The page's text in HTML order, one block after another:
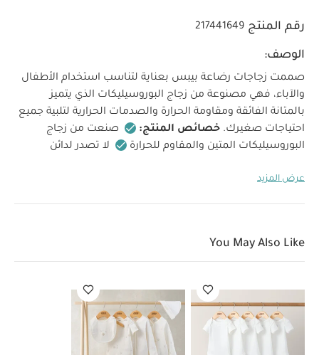
رقم المنتج 217441649
الوصف:
صممت زجاجات رضاعة بيبس بعناية لتناسب استخدام الأطفال
والآباء، فهي مصنوعة من زجاج البوروسيليكات الذي يتميز
بالمتانة الفائقة ومقاومة الحرارة والصدمات الحرارية لتلبية جميع
احتياجات صغيرك. خصائص المنتج:
صنعت من زجاج
البوروسيليكات المتين والمقاوم للحرارة
لا تصدر لدائن
طبيعي (تدفق بطيء)
وتقليل ابتلاع الهواء أثناء الرضاعة
يتضمن المنتج:
سائلة
غطاء حلمة (تدفق بطيء)
قفل للحليب
غطاء لف
قمع قابل للطي
تأتي هذه الزجاجة مع قمع قابل
عرض المزيد
You May Also Like